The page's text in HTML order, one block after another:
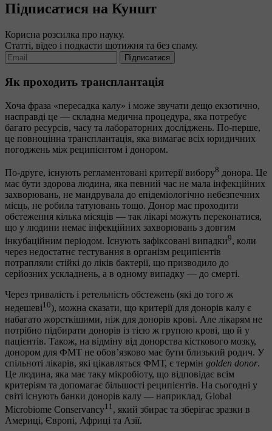
Підписатися на Куншт
Корисна розсилка про науку.
Статті, відео і подкасти щотижня та без спаму.
Підписатися
Як проходить трансплантація
Хоча фраза «пересадка калу» і може звучати дещо екзотично,
насправді це — складна медична процедура, яка потребує
багато ресурсів, часу та лабораторних досліджень. По-перше,
це повноцінна трансплантація, яка вимагає всіх юридичних
погоджень між реципієнтом і донором.
По-друге, існують регламентовані критерії вибору8 донора. Це
має бути здорова людина, яка певний час не мала інфекційних
захворювань, не мандрувала до епідеміологічно небезпечних
місць, не робила татуювань тощо. Донор має проходити
обстеження кілька місяців — так лікарі можуть переконатися,
що у людини немає інфекційних захворювань з довгим
інкубаційним періодом. Існують зафіксовані випадки9, коли
через недостатнє тестування в організм реципієнтів
потрапляли стійкі до ліків бактерії, що призводило до
серйозних ускладнень, а в одному випадку — до смерті.
Через тривалість і ретельність обстежень (які до того ж
недешеві10), можна сказати, що критерії для донорів калу є
набагато жорсткішими, ніж для донорів крові. Але лікарям не
потрібно підбирати донорів із тією ж групою крові, що й у
пацієнтів. Також, на відміну від донорства кісткового мозку,
донором для ФМТ не обов’язково має бути близький родич. У
спільноті лікарів, які цікавляться ФМТ, є термін golden donor.
Це людина, яка має таку мікробіоту, що відповідає всім
критеріям та допомагає більшості реципієнтів. На сьогодні у
світі існують банки донорів калу — наприклад, Global
Microbiome Conservancy11 , який збирає та зберігає зразки в
Америці, Європі, Африці та Азії.